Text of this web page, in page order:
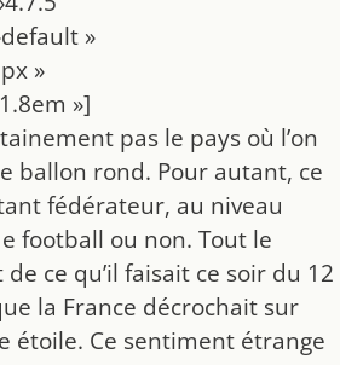
»
»
»]
pas le pays où l’on
ballon rond. Pour autant, ce
fédérateur, au niveau
football ou non. Tout le
ce qu’il faisait ce soir du 12
la France décrochait sur
étoile. Ce sentiment étrange